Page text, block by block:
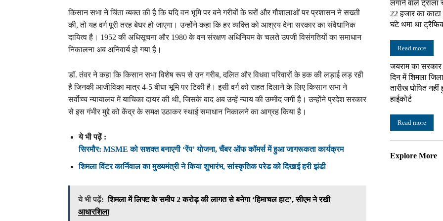
किसान सभा ने चिंता व्यक्त की है कि यदि वन भूमि पर बने गरीबों के घरों और गौशालाओं पर प्रशासन ने सख्ती
की, तो यह वर्ग पूरी तरह बेघर हो जाएगा। उन्होंने कहा कि हर व्यक्ति को आश्रय देना सरकार का संवैधानिक
दायित्व है। 1952 की अधिसूचना और 1980 के वन संरक्षण अधिनियम के चलते उपजी विसंगतियों का समाधान
निकालना अब अनिवार्य हो गया है।
डॉ. तंवर ने कहा कि किसान सभा विशेष रूप से उन गरीब, दलित और विधवा परिवारों के हक की लड़ाई लड़ रही
है जिनकी आजीविका मात्र 4-5 बीघा भूमि पर टिकी है। इसी वर्ग को राहत दिलाने के लिए किसान सभा ने
सर्वोच्च न्यायालय में याचिका दायर की थी, जिसके बाद अब उन्हें न्याय की उम्मीद जगी है। उन्होंने प्रदेश सरकार
से इस गंभीर मुद्दे को केंद्र के समक्ष उठाकर स्थाई समाधान निकालने का आग्रह किया है।
ये भी पढ़ें :
सिरमौर: MSME को सशक्त बनाएगी ‘रेंप’ योजना, चैंबर ऑफ कॉमर्स में हुआ जागरूकता कार्यक्रम
शिमला विंटर कार्निवाल का मुख्यमंत्री ने किया शुभारंभ, सांस्कृतिक परेड को दिखाई हरी झंडी
ये भी पढ़ें: शिमला में लिफ्ट के समीप 2 करोड़ की लागत से बनेगा ‘हिमाचल हाट’, सीएम ने रखी
आधारशिला
लगाने वाले
22 हजार का
घंटे थमा था
Read more
जयराम का
दिन में शिमला
तारीख घोषित नहीं
हाईकोर्ट
Read more
Explore More